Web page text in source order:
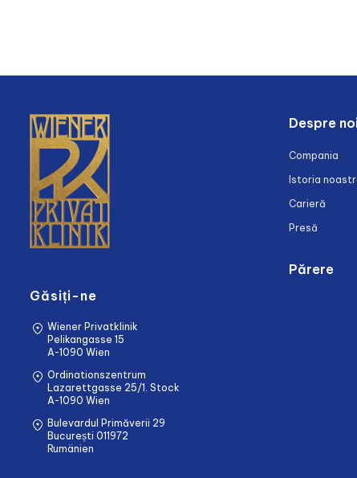
Găsiți-ne
Wiener Privatklinik
Pelikangasse 15
A-1090 Wien
Ordinationszentrum
Lazarettgasse 25/1. Stock
A-1090 Wien
Bulevardul Primăverii 29
București 011972
Rumänien
Despre
Compania
Istoria
Carieră
Presă
Părere